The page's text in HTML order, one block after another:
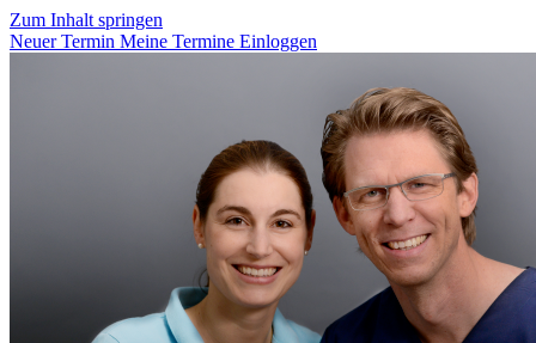
Zum Inhalt springen
Neuer Termin Meine Termine Einloggen